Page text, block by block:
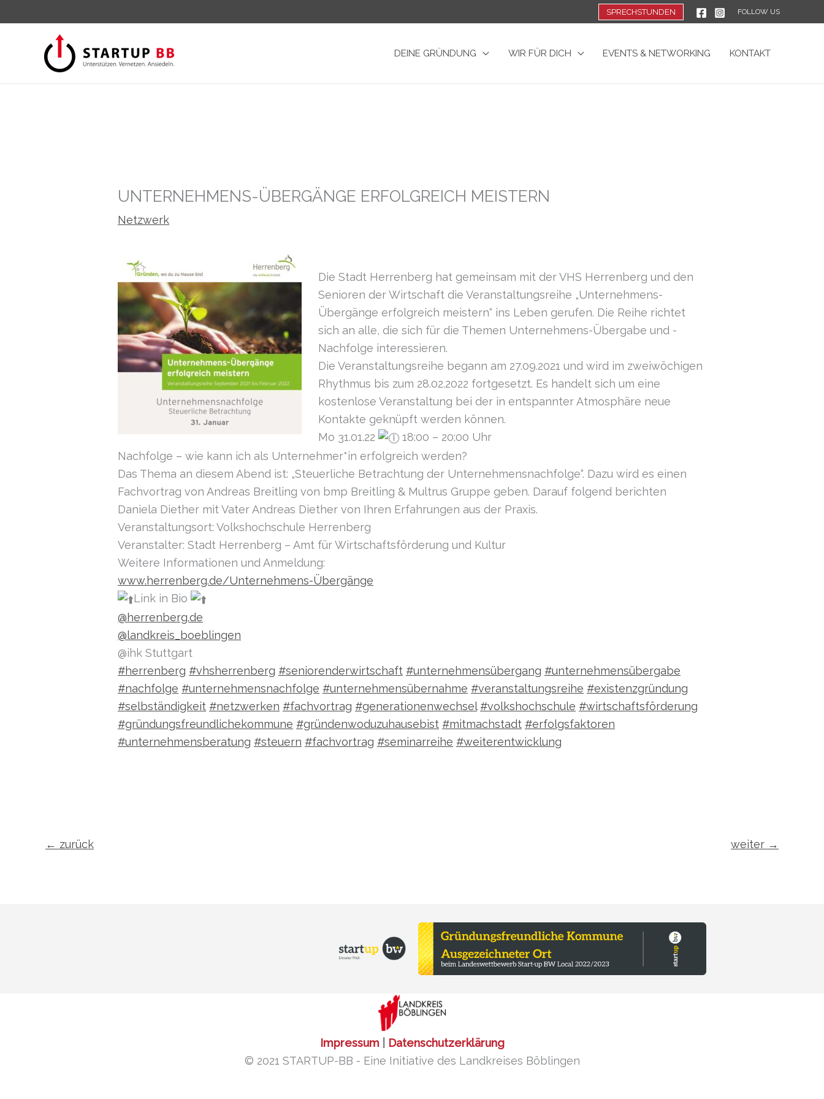
Inhalt
SPRECHSTUNDEN FOLLOW US
DEINE GRÜNDUNG WIR FÜR DICH EVENTS & NETWORKING KONTAKT
UNTERNEHMENS-ÜBERGÄNGE ERFOLGREICH MEISTERN
Netzwerk
Die Stadt Herrenberg hat gemeinsam mit der VHS Herrenberg und den
Senioren der Wirtschaft die Veranstaltungsreihe „Unternehmens-
Übergänge erfolgreich meistern“ ins Leben gerufen. Die Reihe richtet
sich an alle, die sich für die Themen Unternehmens-Übergabe und -
Nachfolge interessieren.
Die Veranstaltungsreihe begann am 27.09.2021 und wird im zweiwöchigen
Rhythmus bis zum 28.02.2022 fortgesetzt. Es handelt sich um eine
kostenlose Veranstaltung bei der in entspannter Atmosphäre neue
Kontakte geknüpft werden können.
Mo 31.01.22
18:00 – 20:00 Uhr
Nachfolge – wie kann ich als Unternehmer*in erfolgreich werden?
Das Thema an diesem Abend ist: „Steuerliche Betrachtung der Unternehmensnachfolge“. Dazu wird es einen
Fachvortrag von Andreas Breitling von bmp Breitling & Multrus Gruppe geben. Darauf folgend berichten
Daniela Diether mit Vater Andreas Diether von Ihren Erfahrungen aus der Praxis.
Veranstaltungsort: Volkshochschule Herrenberg
Veranstalter: Stadt Herrenberg – Amt für Wirtschaftsförderung und Kultur
Weitere Informationen und Anmeldung:
www.herrenberg.de/Unternehmens-Übergänge
Link in Bio
@herrenberg.de
@landkreis_boeblingen
@ihk Stuttgart
#herrenberg #vhsherrenberg #seniorenderwirtschaft #unternehmensübergang #unternehmensübergabe
#nachfolge #unternehmensnachfolge #unternehmensübernahme #veranstaltungsreihe #existenzgründung
#selbständigkeit #netzwerken #fachvortrag #generationenwechsel #volkshochschule #wirtschaftsförderung
#gründungsfreundlichekommune #gründenwoduzuhausebist #mitmachstadt #erfolgsfaktoren
#unternehmensberatung #steuern #fachvortrag #seminarreihe #weiterentwicklung
← zurück weiter →
Impressum|
Datenschutzerklärung
© 2021 STARTUP-BB - Eine Initiative des Landkreises Böblingen